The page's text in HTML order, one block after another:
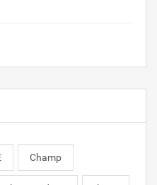
Champ